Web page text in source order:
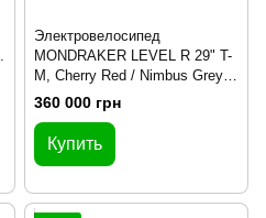
Электровелосипед
MONDRAKER LEVEL R 29" T-
M, Cherry Red / Nimbus Grey
(2023/2024)
360 000 грн
Купить